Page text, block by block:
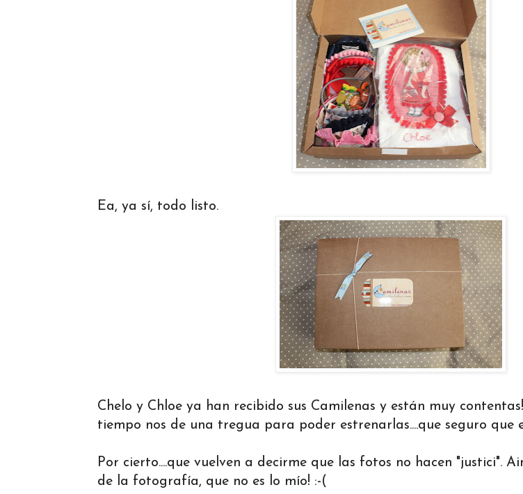
Ea, ya sí, todo listo.
Chelo y Chloe ya han recibido sus Camilenas y están muy
tiempo nos de una tregua para poder estrenarlas....que seguro que
Por cierto....que vuelven a decirme que las fotos no hacen "justici".
de la fotografía, que no es lo mío! :-(